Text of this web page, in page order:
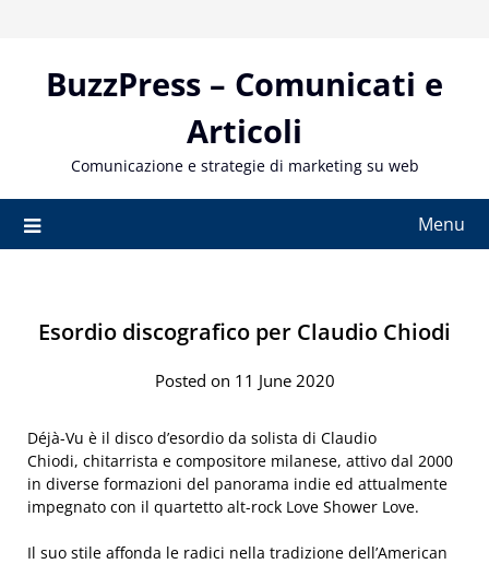
contentBuzzPress – Comunicati e
Articoli
Comunicazione e strategie di marketing su web
Menu
Esordio discografico per Claudio Chiodi
Posted on 11 June 2020
Déjà-Vu è il disco d’esordio da solista di Claudio
Chiodi, chitarrista e compositore milanese, attivo dal 2000
in diverse formazioni del panorama indie ed attualmente
impegnato con il quartetto alt-rock Love Shower Love.
Il suo stile affonda le radici nella tradizione dell’American